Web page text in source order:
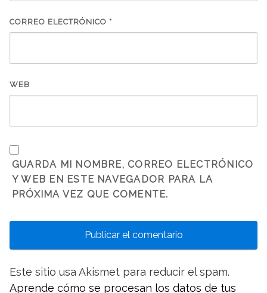
CORREO ELECTRÓNICO *
WEB
GUARDA MI NOMBRE, CORREO ELECTRÓNICO
Y WEB EN ESTE NAVEGADOR PARA LA
PRÓXIMA VEZ QUE COMENTE.
Este sitio usa Akismet para reducir el spam.
Aprende cómo se procesan los datos de tus